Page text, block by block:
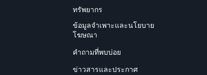
ทรัพยากร
ข้อมูลจำเพาะและนโยบาย
โฆษณา
คำถามที่พบบ่อย
ข่าวสารและประกาศ